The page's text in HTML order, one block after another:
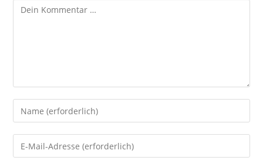
Kommentar
Gib
deinen
Namen
oder
Gib
deine